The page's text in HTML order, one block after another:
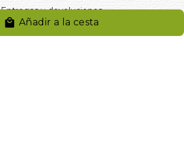
Añadir a la cesta
Entregas y devoluciones
Desistimiento